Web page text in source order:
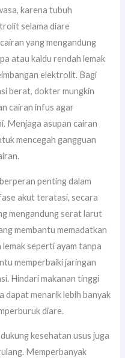
karena tubuh
selama diare
yang mengandung
atau kaldu rendah lemak
elektrolit. Bagi
berat, dokter mungkin
cairan infus agar
Menjaga asupan cairan
mencegah gangguan
penting dalam
akut teratasi, secara
mengandung serat larut
membantu memadatkan
seperti ayam tanpa
memperbaiki jaringan
Hindari makanan tinggi
dapat menarik lebih banyak
diare.
kesehatan usus juga
Memperbanyak